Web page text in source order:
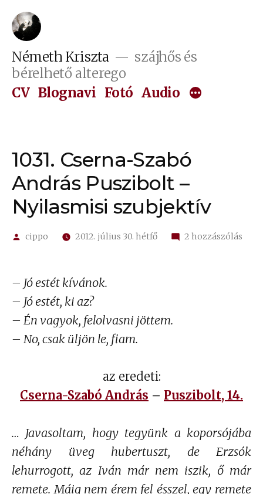
Tartalomhoz
Németh Kriszta
szájhős és
bérelhető alterego
CV Blognavi Fotó Audio
1031. Cserna-Szabó
András Puszibolt –
Nyilasmisi szubjektív
Szerző:
cippo 2012. július 30. hétfő 2 hozzászólás
– Jó estét kívánok.
– Jó estét, ki az?
– Én vagyok, felolvasni jöttem.
– No, csak üljön le, fiam.
az eredeti:
Cserna-Szabó András – Puszibolt, 14.
… Javasoltam, hogy tegyünk a koporsójába
néhány üveg hubertuszt, de Erzsók
lehurrogott, az Iván már nem iszik, ő már
remete. Máig nem érem fel ésszel, egy remete